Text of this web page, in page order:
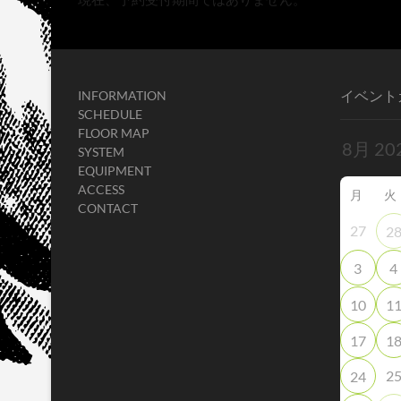
INFORMATION
SCHEDULE
FLOOR MAP
SYSTEM
EQUIPMENT
ACCESS
CONTACT
イベン
月 火
27 28
3 4
10 11
17 18
24 25